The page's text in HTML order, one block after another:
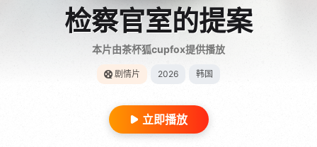
检察官室的提案
本片由茶杯狐cupfox提供播放
剧情片 2026 韩国
立即播放